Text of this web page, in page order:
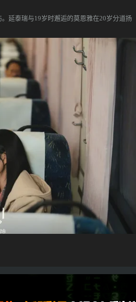
延泰瑞与19岁时邂逅的莫恩雅在20岁分道扬